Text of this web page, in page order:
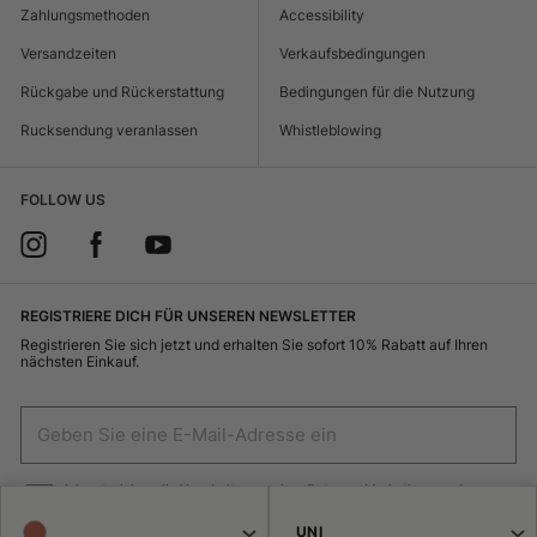
UNI
Zahlungsmethoden
Versandzeiten
Rückgabe und Rückerstattung
Rucksendung veranlassen
Accessibility
Verkaufsbedingungen
Bedingungen für die Nutzung
Whistleblowing
FOLLOW US
REGISTRIERE DICH FÜR UNSEREN NEWSLETTER
Registrieren Sie sich jetzt und erhalten Sie sofort 10% Rabatt auf Ihren
nächsten Einkauf.
Ich autorisiere die Verarbeitung meiner Daten zu Marketingzwecken